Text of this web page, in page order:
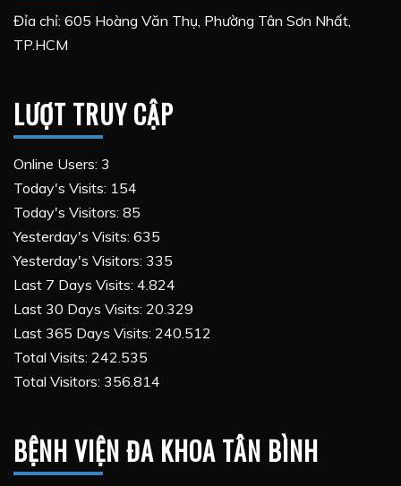
Đỉa chỉ: 605 Hoàng Văn Thụ, Phường Tân Sơn Nhất,
TP.HCM
LƯỢT TRUY CẬP
Online Users: 3
Today's Visits: 154
Today's Visitors: 85
Yesterday's Visits: 635
Yesterday's Visitors: 335
Last 7 Days Visits: 4.824
Last 30 Days Visits: 20.329
Last 365 Days Visits: 240.512
Total Visits: 242.535
Total Visitors: 356.814
BỆNH VIỆN ĐA KHOA TÂN BÌNH